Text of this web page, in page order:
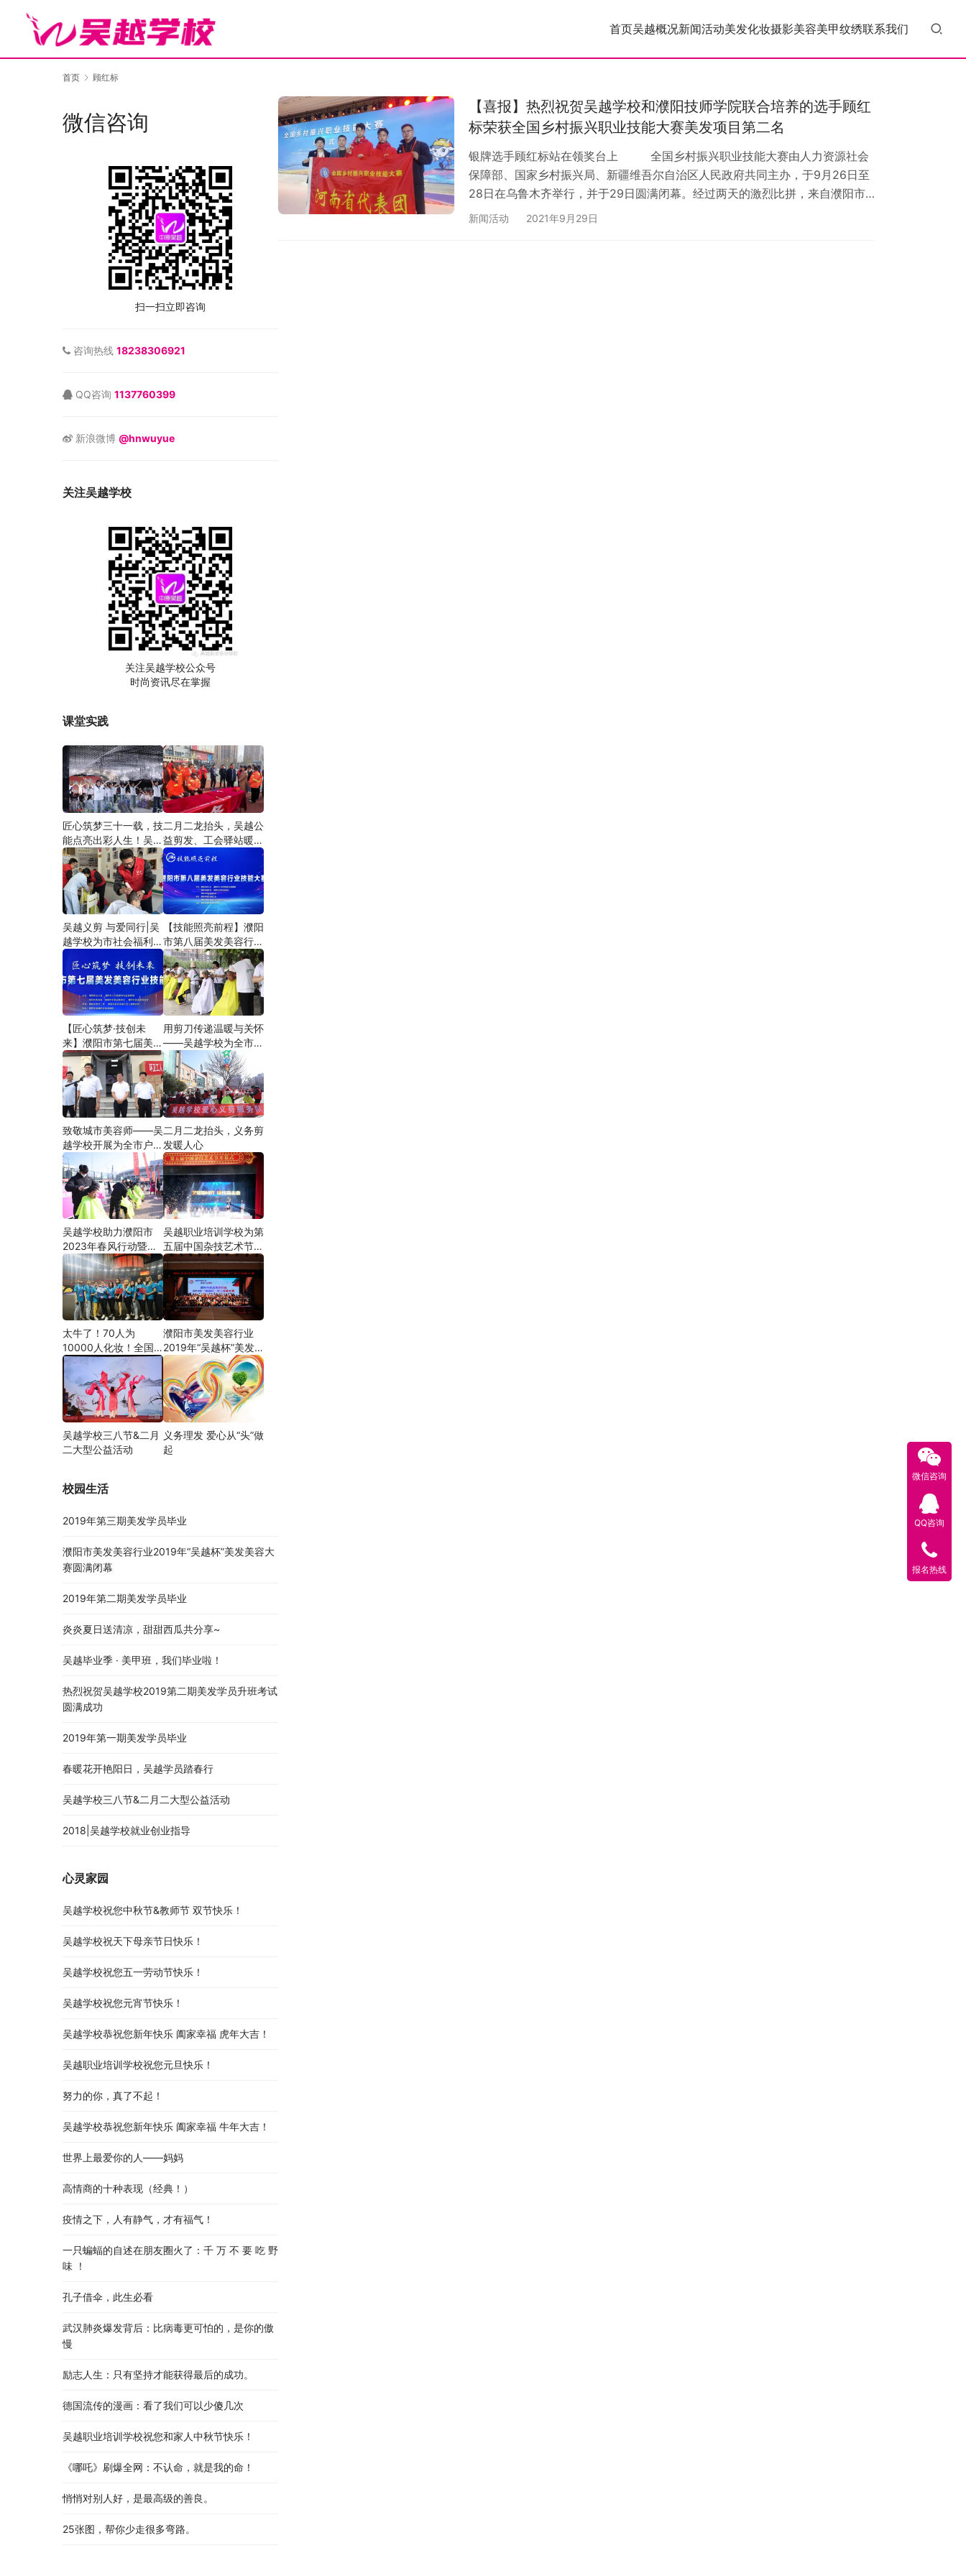
首页吴越概况新闻活动美发化妆摄影美容美甲纹绣联系我们
首页 顾红标
【喜报】热烈祝贺吴越学校和濮阳技师学院联合培养的选手顾红
标荣获全国乡村振兴职业技能大赛美发项目第二名
银牌选手顾红标站在领奖台上 全国乡村振兴职业技能大赛由人力资源社会
保障部、国家乡村振兴局、新疆维吾尔自治区人民政府共同主办，于9月26日至
28日在乌鲁木齐举行，并于29日圆满闭幕。经过两天的激烈比拼，来自濮阳市
吴越职业培训学校与濮阳技师学院联合办学培养的参赛选手顾红标荣获美发项目
新闻活动 2021年9月29日
微信咨询
扫一扫立即咨询
咨询热线 18238306921
QQ咨询 1137760399
新浪微博 @hnwuyue
关注吴越学校
关注吴越学校公众号
时尚资讯尽在掌握
课堂实践
匠心筑梦三十一载，技
能点亮出彩人生！吴越
学校2026年学员学习
成果汇报会圆满成功！
二月二龙抬头，吴越公
益剪发、工会驿站暖人
心——义务剪发情暖户
外劳动者
吴越义剪 与爱同行|吴
越学校为市社会福利院
爱心义剪
【技能照亮前程】濮阳
市第八届美发美容行业
技能大赛圆满闭幕
【匠心筑梦·技创未
来】濮阳市第七届美发
美容行业技能大赛在市
工人文化宫隆重举行
用剪刀传递温暖与关怀
——吴越学校为全市户
外劳动者爱心义剪
致敬城市美容师——吴
越学校开展为全市户外
劳动者爱心义剪活动
二月二龙抬头，义务剪
发暖人心
吴越学校助力濮阳市
2023年春风行动暨就
业援助月”首场新春招
聘会活动
吴越职业培训学校为第
五届中国杂技艺术节加
油添彩
太牛了！70人为
10000人化妆！全国
关注的盛事你知道吗？
濮阳市美发美容行业
2019年“吴越杯”美发
美容大赛圆满闭幕
吴越学校三八节&二月
二大型公益活动
义务理发 爱心从“头”做
起
校园生活
2019年第三期美发学员毕业
濮阳市美发美容行业2019年“吴越杯”美发美容大
赛圆满闭幕
2019年第二期美发学员毕业
炎炎夏日送清凉，甜甜西瓜共分享~
吴越毕业季 · 美甲班，我们毕业啦！
热烈祝贺吴越学校2019第二期美发学员升班考试
圆满成功
2019年第一期美发学员毕业
春暖花开艳阳日，吴越学员踏春行
吴越学校三八节&二月二大型公益活动
2018|吴越学校就业创业指导
心灵家园
吴越学校祝您中秋节&教师节 双节快乐！
吴越学校祝天下母亲节日快乐！
吴越学校祝您五一劳动节快乐！
吴越学校祝您元宵节快乐！
吴越学校恭祝您新年快乐 阖家幸福 虎年大吉！
吴越职业培训学校祝您元旦快乐！
努力的你，真了不起！
吴越学校恭祝您新年快乐 阖家幸福 牛年大吉！
世界上最爱你的人——妈妈
高情商的十种表现（经典！）
疫情之下，人有静气，才有福气！
一只蝙蝠的自述在朋友圈火了：千 万 不 要 吃 野
味 ！
孔子借伞，此生必看
武汉肺炎爆发背后：比病毒更可怕的，是你的傲
慢
励志人生：只有坚持才能获得最后的成功。
德国流传的漫画：看了我们可以少傻几次
吴越职业培训学校祝您和家人中秋节快乐​！​
《哪吒》刷爆全网：不认命，就是我的命！
悄悄对别人好，是最高级的善良。
25张图，帮你少走很多弯路。
微信咨询
QQ咨询
报名热线